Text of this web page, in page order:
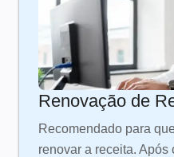
Renovação de
Recomendado para
renovar a receita. Após